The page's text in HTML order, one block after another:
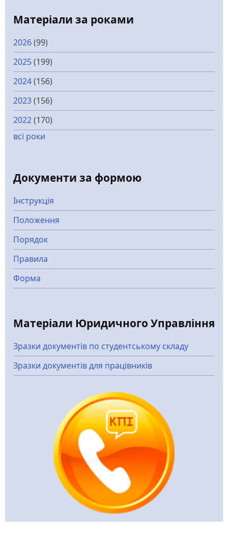
Матеріали за роками
2026(99)
2025(199)
2024(156)
2023(156)
2022(170)
всі роки
Документи за формою
Інструкція
Положення
Порядок
Правила
Форма
Матеріали Юридичного Управління
Зразки документів по студентському складу
Зразки документів для працівників